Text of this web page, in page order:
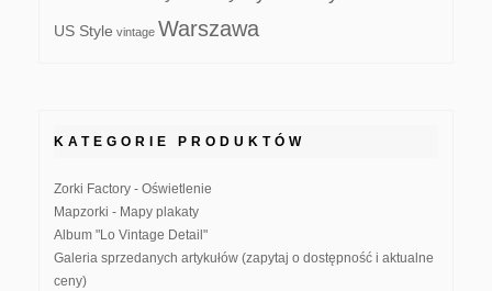
US Style vintage Warszawa
KATEGORIE PRODUKTÓW
Zorki Factory - Oświetlenie
Mapzorki - Mapy plakaty
Album "Lo Vintage Detail"
Galeria sprzedanych artykułów (zapytaj o dostępność i aktualne
ceny)